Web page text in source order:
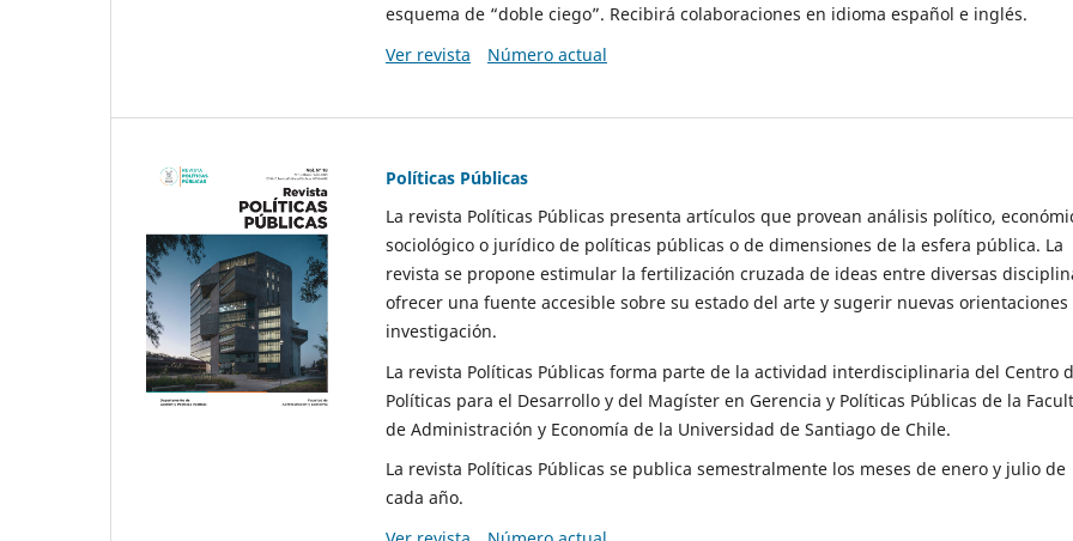
esquema de “doble ciego”. Recibirá colaboraciones en idioma español e inglés.
Ver revista
Número actual
Políticas Públicas
La revista Políticas Públicas presenta artículos que provean análisis político,
sociológico o jurídico de políticas públicas o de dimensiones de la esfera pública. La
revista se propone estimular la fertilización cruzada de ideas entre diversas
ofrecer una fuente accesible sobre su estado del arte y sugerir nuevas orientaciones
investigación.
La revista Políticas Públicas forma parte de la actividad interdisciplinaria del Centro
Políticas para el Desarrollo y del Magíster en Gerencia y Políticas Públicas de la
de Administración y Economía de la Universidad de Santiago de Chile.
La revista Políticas Públicas se publica semestralmente los meses de enero y julio de
cada año.